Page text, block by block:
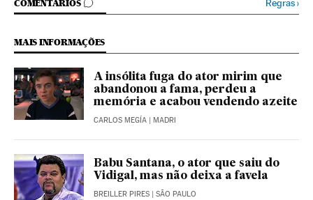
COMENTÁRIOS
COMENTÁRIOS Regras›
MAIS INFORMAÇÕES
A insólita fuga do ator mirim que
abandonou a fama, perdeu a
memória e acabou vendendo azeite
CARLOS MEGÍA | MADRI
Babu Santana, o ator que saiu do
Vidigal, mas não deixa a favela
BREILLER PIRES | SÃO PAULO